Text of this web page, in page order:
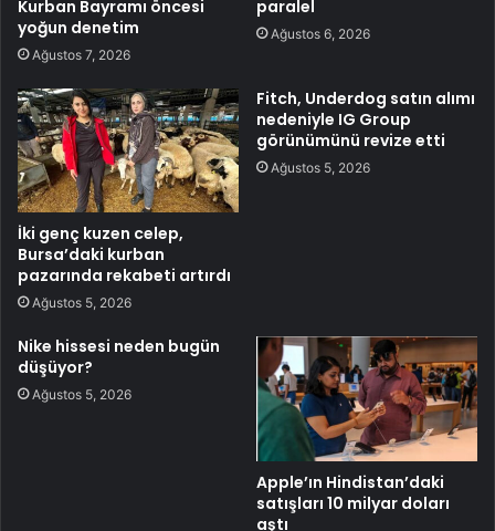
Kurban Bayramı öncesi
yoğun denetim
Ağustos 7, 2026
paralel
Ağustos 6, 2026
İki genç kuzen celep,
Bursa’daki kurban
pazarında rekabeti artırdı
Ağustos 5, 2026
Fitch, Underdog satın alımı
nedeniyle IG Group
görünümünü revize etti
Ağustos 5, 2026
Nike hissesi neden bugün
düşüyor?
Ağustos 5, 2026
Apple’ın Hindistan’daki
satışları 10 milyar doları
aştı